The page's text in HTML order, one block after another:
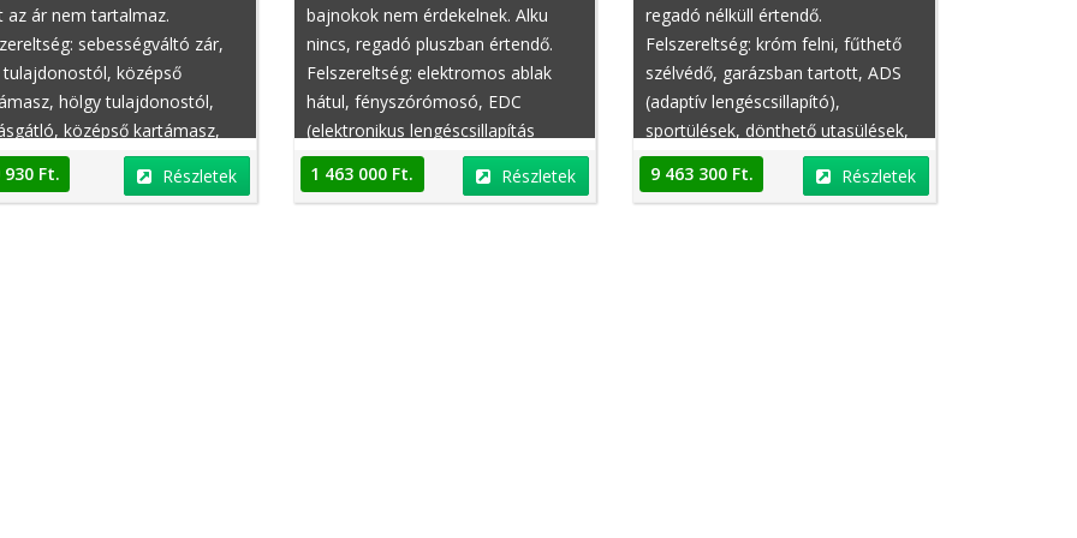
az ár nem tartalmaz.
sebességváltó zár,
tulajdonostól, középső
hölgy tulajdonostól,
középső kartámasz,
állítható fejtámlák,
hátsó ülések, fűthető
930 Ft. Részletek
bajnokok nem érdekelnek. Alku
nincs, regadó pluszban értendő.
Felszereltség: elektromos ablak
hátul, fényszórómosó, EDC
(elektronikus lengéscsillapítás
vezérlés), chiptuning, beépített
gyerekülés, visszacsapás-gátló :),
1 463 000 Ft. Részletek
regadó nélküll értendő.
Felszereltség: króm felni, fűthető
szélvédő, garázsban tartott, ADS
(adaptív lengéscsillapító),
sportülések, dönthető utasülések,
elektromosan behajtható külső
tükrök, éjjellátó asszisztens,
9 463 300 Ft. Részletek